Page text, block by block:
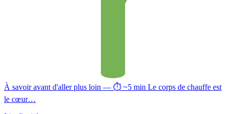
À savoir avant d'aller plus loin — ⏱ ~5 min Le corps de chauffe est
le cœur…